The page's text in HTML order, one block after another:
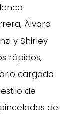
Álvaro
y Shirley
rápidos,
cargado
de
de